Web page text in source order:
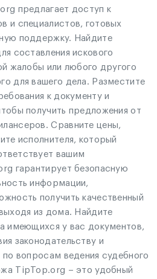
предлагает доступ к
и специалистов, готовых
поддержку. Найдите
составления искового
жалобы или любого другого
для вашего дела. Разместите
к документу и
получить предложения от
Сравните цены,
исполнителя, который
вашим
гарантирует безопасную
информации,
получить качественный
из дома. Найдите
имеющихся у вас документов,
законодательству и
по вопросам ведения судебного
TipTop.org – это удобный